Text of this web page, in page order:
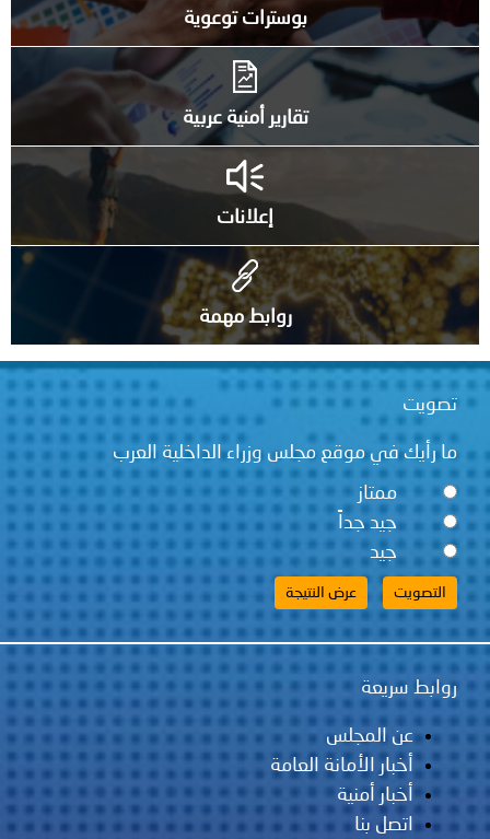
بوسترات توعوية
تقارير أمنية عربية
إعلانات
روابط مهمة
تصويت
ما رأيك في موقع مجلس وزراء الداخلية العرب
ممتاز
جيد جداً
جيد
روابط سريعة
عن المجلس
أخبار الأمانة العامة
أخبار أمنية
اتصل بنا